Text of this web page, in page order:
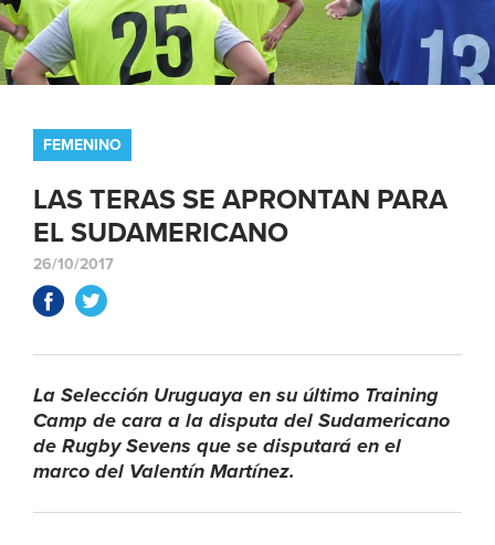
FEMENINO
LAS TERAS SE APRONTAN PARA
EL SUDAMERICANO
26/10/2017
La Selección Uruguaya en su último Training
Camp de cara a la disputa del Sudamericano
de Rugby Sevens que se disputará en el
marco del Valentín Martínez.